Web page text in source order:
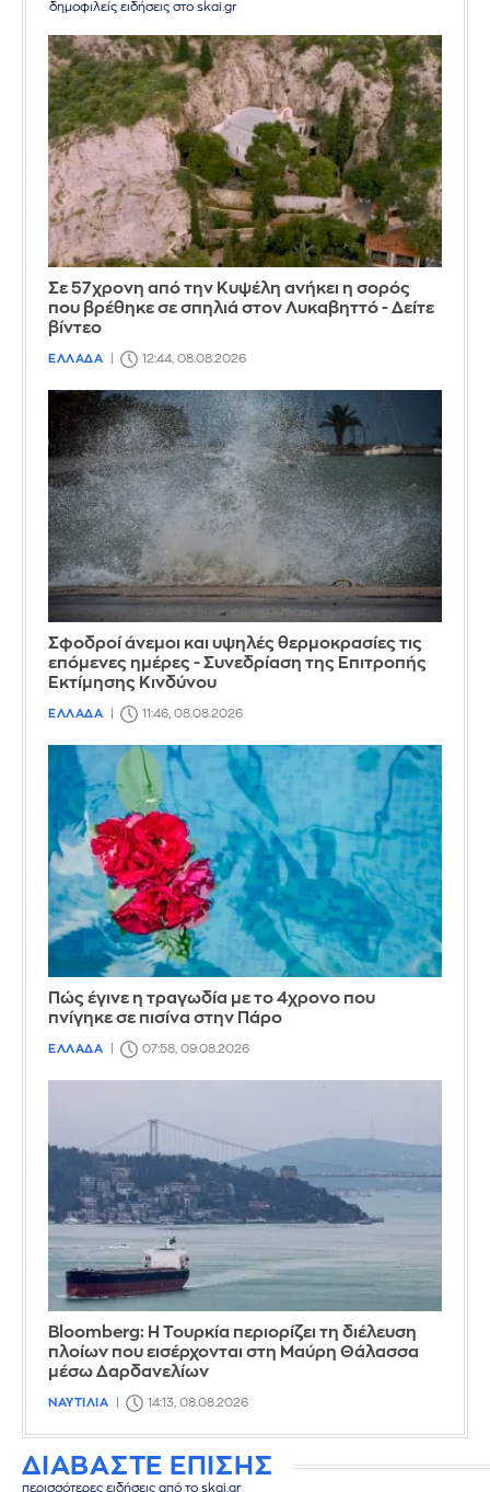
δημοφιλείς ειδήσεις στο skai.gr
Σε 57χρονη από την Κυψέλη ανήκει η σορός
που βρέθηκε σε σπηλιά στον Λυκαβηττό - Δείτε
βίντεο
ΕΛΛΑΔΑ 12:44, 08.08.2026
Σφοδροί άνεμοι και υψηλές θερμοκρασίες τις
επόμενες ημέρες - Συνεδρίαση της Επιτροπής
Εκτίμησης Κινδύνου
ΕΛΛΑΔΑ 11:46, 08.08.2026
Πώς έγινε η τραγωδία με το 4χρονο που
πνίγηκε σε πισίνα στην Πάρο
ΕΛΛΑΔΑ 07:58, 09.08.2026
Bloomberg: Η Τουρκία περιορίζει τη διέλευση
πλοίων που εισέρχονται στη Μαύρη Θάλασσα
μέσω Δαρδανελίων
ΝΑΥΤΙΛΙΑ 14:13, 08.08.2026
ΔΙΑΒΑΣΤΕ ΕΠΙΣΗΣ
περισσότερες ειδήσεις από το skai.gr